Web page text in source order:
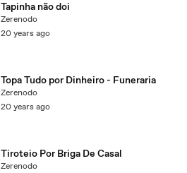
Tapinha não doi
Zerenodo
20 years ago
Topa Tudo por Dinheiro - Funeraria
Zerenodo
20 years ago
Tiroteio Por Briga De Casal
Zerenodo